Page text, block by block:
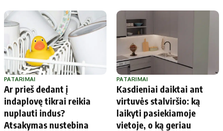
PATARIMAI
Ar prieš dedant į
indaplovę tikrai reikia
nuplauti indus?
Atsakymas nustebina
PATARIMAI
Kasdieniai daiktai ant
virtuvės stalviršio: ką
laikyti pasiekiamoje
vietoje, o ką geriau